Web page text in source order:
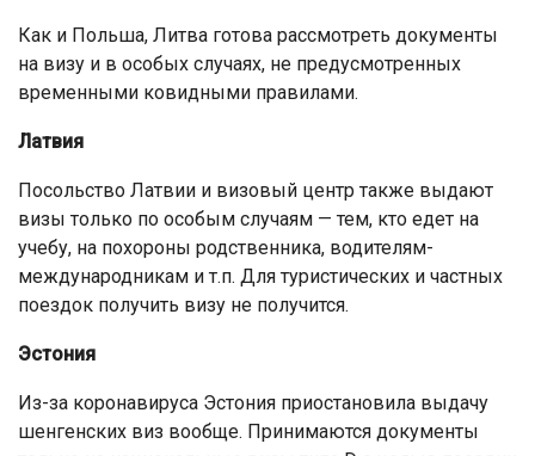
Как и Польша, Литва готова рассмотреть документы
на визу и в особых случаях, не предусмотренных
временными ковидными правилами.
Латвия
Посольство Латвии и визовый центр также выдают
визы только по особым случаям — тем, кто едет на
учебу, на похороны родственника, водителям-
международникам и т.п. Для туристических и частных
поездок получить визу не получится.
Эстония
Из-за коронавируса Эстония приостановила выдачу
шенгенских виз вообще. Принимаются документы